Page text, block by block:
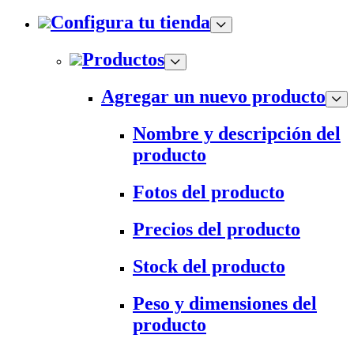
Configura tu tienda
Productos
Agregar un nuevo producto
Nombre y descripción del
producto
Fotos del producto
Precios del producto
Stock del producto
Peso y dimensiones del
producto